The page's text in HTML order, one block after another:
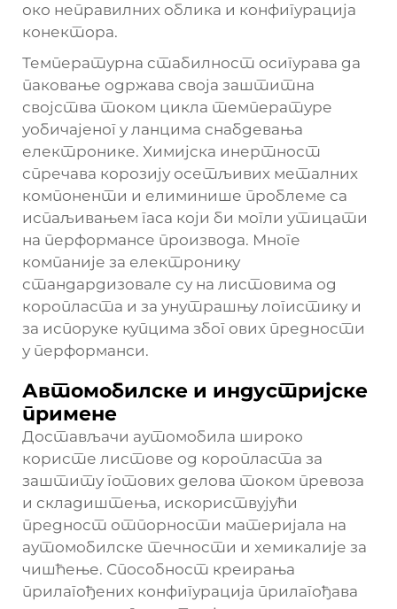
око неправилних облика и конфигурација
конектора.
Температурна стабилност осигурава да
паковање одржава своја заштитна
својства током цикла температуре
уобичајеног у ланцима снабдевања
електронике. Химијска инертност
спречава корозију осетљивих металних
компоненти и елиминише проблеме са
испаљивањем гаса који би могли утицати
на перформансе производа. Многе
компаније за електронику
стандардизовале су на листовима од
коропласта и за унутрашњу логистику и
за испоруке купцима због ових предности
у перформанси.
Автомобилске и индустријске
примене
Достављачи аутомобила широко
користе листове од коропласта за
заштиту готових делова током превоза
и складиштења, искориствујући
предност отпорности материјала на
аутомобилске течности и хемикалије за
чишћење. Способност креирања
прилагођених конфигурација прилагођава